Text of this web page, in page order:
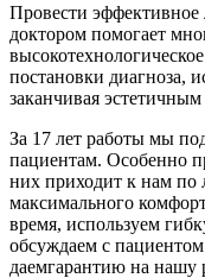
Провести
доктором помогает
постановки диагноза,
заканчивая
За 17 лет работы мы
пациентам. Особенно
них приходит к нам по
максимального
время, используем
обсуждаем с
даемгарантию на нашу